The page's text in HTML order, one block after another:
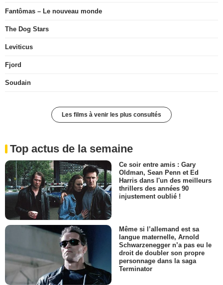
Fantômas – Le nouveau monde
The Dog Stars
Leviticus
Fjord
Soudain
Les films à venir les plus consultés
Top actus de la semaine
Ce soir entre amis : Gary
Oldman, Sean Penn et Ed
Harris dans l'un des meilleurs
thrillers des années 90
injustement oublié !
Même si l’allemand est sa
langue maternelle, Arnold
Schwarzenegger n’a pas eu le
droit de doubler son propre
personnage dans la saga
Terminator